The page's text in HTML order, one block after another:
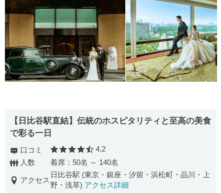
【⽇⽐⾕駅直結】伝統のホスピタリティと⾄⾼の美⾷
で彩る⼀⽇
口コミ 口コミ評価
4.2
人数
着席：50名 ～ 140名
アクセス
日比谷駅 (東京・銀座・汐留・浜松町・品川・上
野・浅草) アクセス詳細